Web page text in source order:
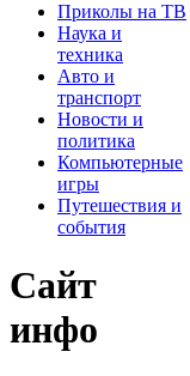
Приколы на ТВ
Наука и
техника
Авто и
транспорт
Новости и
политика
Компьютерные
игры
Путешествия и
события
Сайт
инфо